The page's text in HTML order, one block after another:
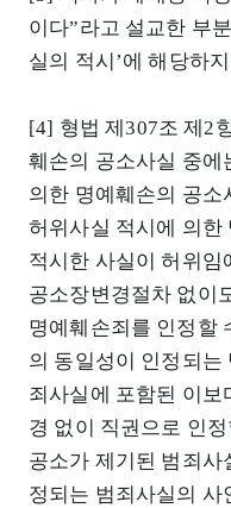
이다”라고 설교한 부
실의 적시’에 해당하
[4] 형법 제307조 제2
훼손의 공소사실 중에
의한 명예훼손의 공소
허위사실 적시에 의한
적시한 사실이 허위임
공소장변경절차 없이
명예훼손죄를 인정할
의 동일성이 인정되는
죄사실에 포함된 이보
경 없이 직권으로 인
공소가 제기된 범죄사
정되는 범죄사실의 사